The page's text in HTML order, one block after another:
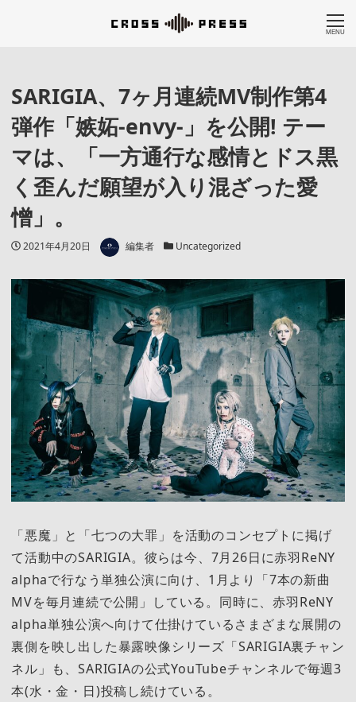
MENU
SARIGIA、7ヶ月連続MV制作第4
弾作「嫉妬-envy-」を公開! テー
マは、「一方通行な感情とドス黒
く歪んだ願望が入り混ざった愛
憎」。
投稿日
2021年4月20日 著者 編集者 カテゴリー
Uncategorized
「悪魔」と「七つの大罪」を活動のコンセプトに掲げ
て活動中のSARIGIA。彼らは今、7月26日に赤羽ReNY
alphaで行なう単独公演に向け、1月より「7本の新曲
MVを毎月連続で公開」している。同時に、赤羽ReNY
alpha単独公演へ向けて仕掛けているさまざまな展開の
裏側を映し出した暴露映像シリーズ「SARIGIA裏チャン
ネル」も、SARIGIAの公式YouTubeチャンネルで毎週3
本(水・金・日)投稿し続けている。